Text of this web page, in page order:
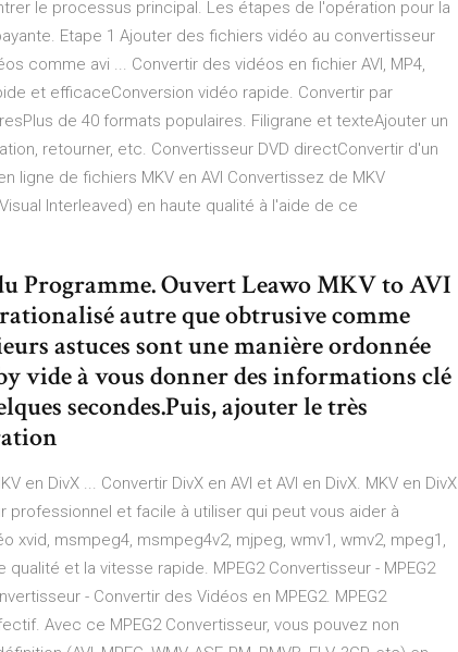
le processus principal. Les étapes de l'opération pour la
Etape 1 Ajouter des fichiers vidéo au convertisseur
comme avi ... Convertir des vidéos en fichier AVI, MP4,
et efficaceConversion vidéo rapide. Convertir par
de 40 formats populaires. Filigrane et texteAjouter un
retourner, etc. Convertisseur DVD directConvertir d'un
ligne de fichiers MKV en AVI Convertissez de MKV
Interleaved) en haute qualité à l'aide de ce
Programme. Ouvert Leawo MKV to AVI
autre que obtrusive comme
astuces sont une manière ordonnée
vide à vous donner des informations clé
secondes.Puis, ajouter le très
en DivX ... Convertir DivX en AVI et AVI en DivX. MKV en DivX
professionnel et facile à utiliser qui peut vous aider à
xvid, msmpeg4, msmpeg4v2, mjpeg, wmv1, wmv2, mpeg1,
et la vitesse rapide. MPEG2 Convertisseur - MPEG2
- Convertir des Vidéos en MPEG2. MPEG2
Avec ce MPEG2 Convertisseur, vous pouvez non